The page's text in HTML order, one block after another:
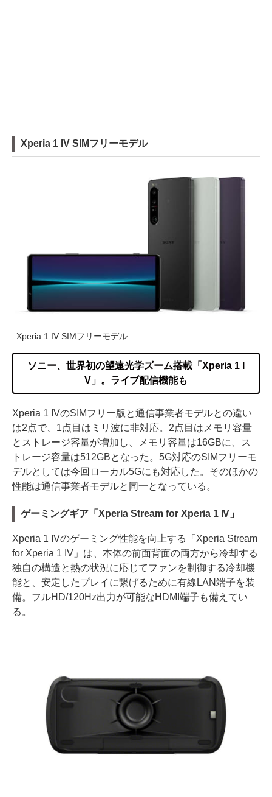
Xperia 1 IV SIMフリーモデル
Xperia 1 IV SIMフリーモデル
ソニー、世界初の望遠光学ズーム搭載「Xperia 1 I
V」。ライブ配信機能も
Xperia 1 IVのSIMフリー版と通信事業者モデルとの違い
は2点で、1点目はミリ波に非対応。2点目はメモリ容量
とストレージ容量が増加し、メモリ容量は16GBに、ス
トレージ容量は512GBとなった。5G対応のSIMフリーモ
デルとしては今回ローカル5Gにも対応した。そのほかの
性能は通信事業者モデルと同一となっている。
ゲーミングギア「Xperia Stream for Xperia 1 IV」
Xperia 1 IVのゲーミング性能を向上する「Xperia Stream
for Xperia 1 IV」は、本体の前面背面の両方から冷却する
独自の構造と熱の状況に応じてファンを制御する冷却機
能と、安定したプレイに繋げるために有線LAN端子を装
備。フルHD/120Hz出力が可能なHDMI端子も備えてい
る。